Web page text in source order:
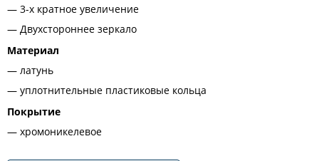
3-х кратное увеличение
Двухстороннее зеркало
Материал
латунь
уплотнительные пластиковые кольца
Покрытие
хромоникелевое